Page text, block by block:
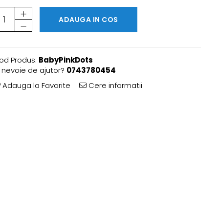
ADAUGA IN COS
Produs: BabyPinkDots
nevoie de ajutor? 0743780454
Adauga la Favorite
Cere informatii